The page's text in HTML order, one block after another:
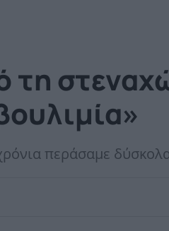
περάσαμε